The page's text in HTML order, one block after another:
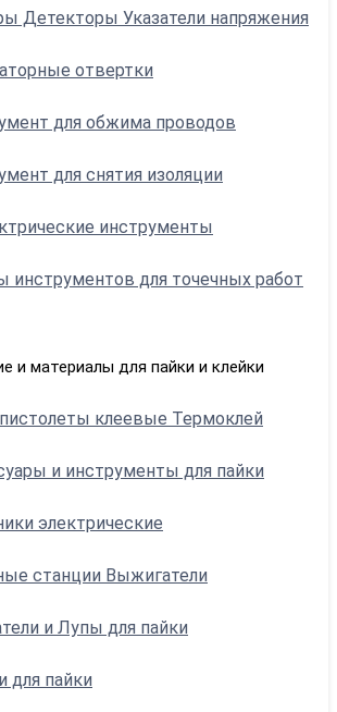
Детекторы Указатели напряжения
отвертки
для обжима проводов
для снятия изоляции
инструменты
инструментов для точечных работ
и материалы для пайки и клейки
клеевые Термоклей
и инструменты для пайки
электрические
станции Выжигатели
и Лупы для пайки
для пайки